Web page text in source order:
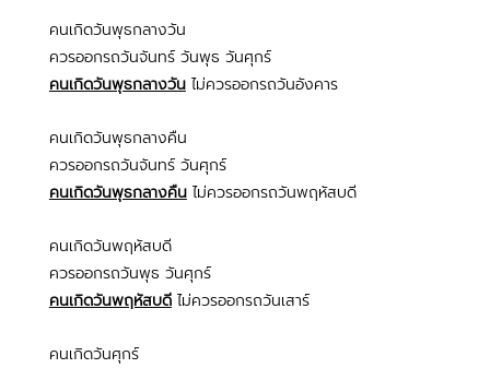
คนเกิดวันพุธกลางวัน
ควรออกรถวันจันทร์ วันพุธ วันศุกร์
คนเกิดวันพุธกลางวัน ไม่ควรออกรถวันอังคาร
คนเกิดวันพุธกลางคืน
ควรออกรถวันจันทร์ วันศุกร์
คนเกิดวันพุธกลางคืน ไม่ควรออกรถวันพฤหัสบดี
คนเกิดวันพฤหัสบดี
ควรออกรถวันพุธ วันศุกร์
คนเกิดวันพฤหัสบดี ไม่ควรออกรถวันเสาร์
คนเกิดวันศุกร์